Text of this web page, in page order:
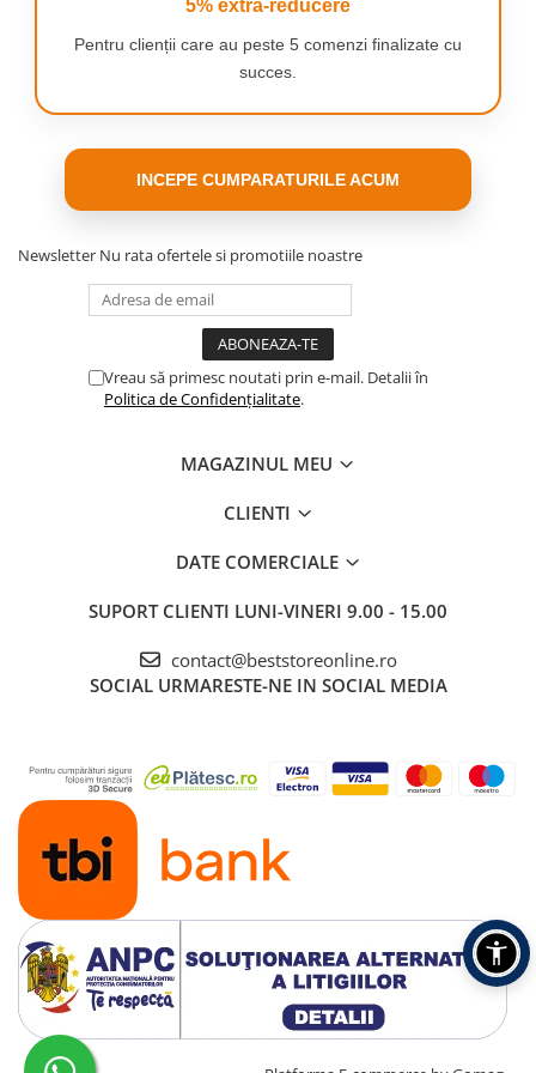
suprafetelor care necesita ingrijire suplimentara.
Duza pentru colturi:
Diametru gaura (fara adaptor albastru):4,5 cm
Lungime totala:29,5 cm
Descriere:
Varf compact cu mare versatilitate, ideal pentru
curatarea precisa a spatiilor mai mici.
Adaptor:
cm la 2,5 cm, ceea ce va permite sa adaptati varfurile la diverse
modele de aspiratoare.
5% extra-reducere
Pentru clienții care au peste 5 comenzi finalizate cu
succes.
INCEPE CUMPARATURILE ACUM
Newsletter Nu rata ofertele si promotiile noastre
Vreau să primesc noutati prin e-mail. Detalii în
Politica de Confidențialitate.
MAGAZINUL MEU
CLIENTI
DATE COMERCIALE
SUPORT CLIENTI LUNI-VINERI 9.00 - 15.00
contact@beststoreonline.ro
SOCIAL URMARESTE-NE IN SOCIAL MEDIA